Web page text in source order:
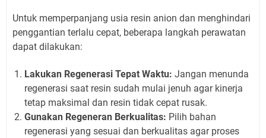
Untuk memperpanjang usia resin anion dan menghindari
penggantian terlalu cepat, beberapa langkah perawatan
dapat dilakukan:
Lakukan Regenerasi Tepat Waktu: Jangan menunda
regenerasi saat resin sudah mulai jenuh agar kinerja
tetap maksimal dan resin tidak cepat rusak.
Gunakan Regeneran Berkualitas: Pilih bahan
regenerasi yang sesuai dan berkualitas agar proses